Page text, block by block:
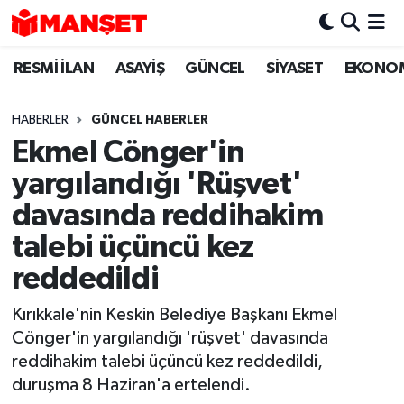
RESMİ İLAN ASAYİŞ GÜNCEL SİYASET
HABERLER GÜNCEL HABERLER
Ekmel Cönger'in
yargılandığı 'Rüşvet'
davasında reddihakim
talebi üçüncü kez
reddedildi
Kırıkkale'nin Keskin Belediye Başkanı Ekmel
Cönger'in yargılandığı 'rüşvet' davasında
reddihakim talebi üçüncü kez reddedildi,
duruşma 8 Haziran'a ertelendi.
Hava Durumu
Trafik Durumu
Süper Lig Puan Durumu ve Fikstür
Tüm Manşetler
Son Dakika Haberleri